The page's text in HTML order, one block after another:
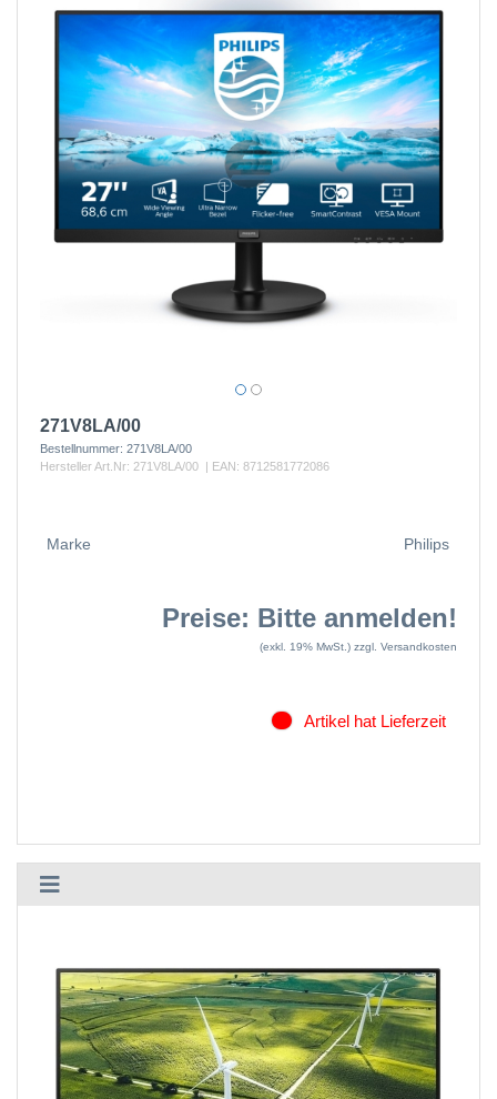
271V8LA/00
Bestellnummer: 271V8LA/00
Hersteller Art.Nr: 271V8LA/00 | EAN: 8712581772086
Marke Philips
Preise: Bitte anmelden!
(exkl. 19% MwSt.) zzgl. Versandkosten
Artikel hat Lieferzeit